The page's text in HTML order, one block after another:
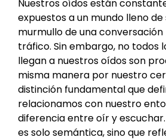
Nuestros oídos están
expuestos a un mundo lleno de
murmullo de una
tráfico. Sin embargo, no todos
llegan a nuestros oídos son
misma manera por nuestro
distinción fundamental que
relacionamos con nuestro
diferencia entre oír y
es solo semántica, sino que